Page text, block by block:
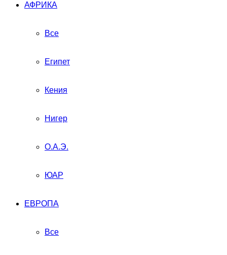
АФРИКА
Все
Египет
Кения
Нигер
О.А.Э.
ЮАР
ЕВРОПА
Все